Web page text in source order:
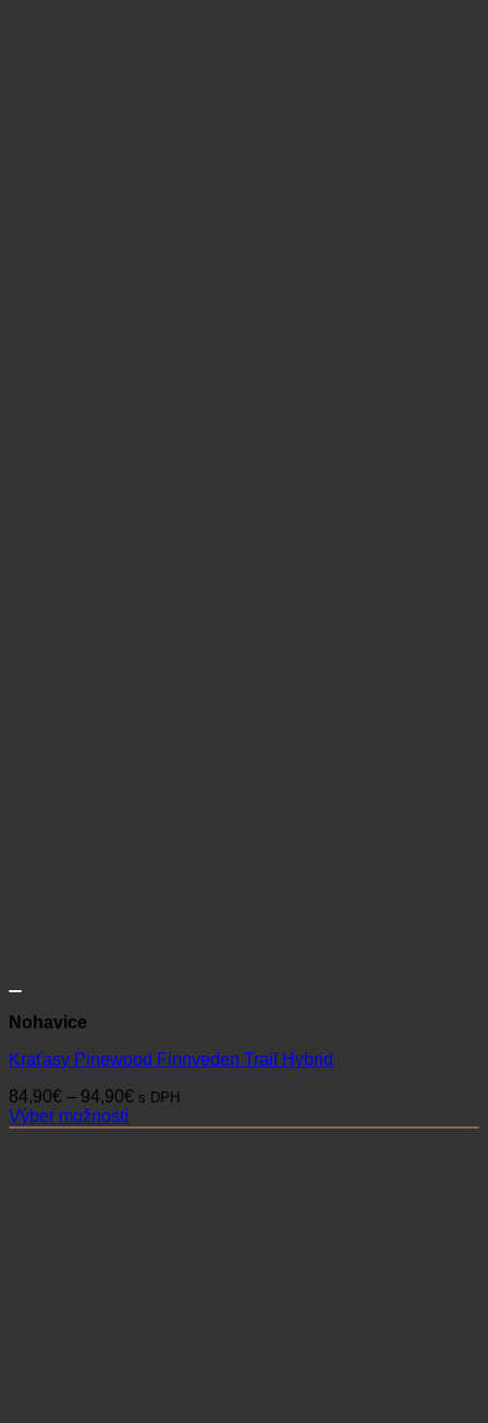
Nohavice
Kraťasy Pinewood Finnveden Trail Hybrid
84,90€ – 94,90€ Price
84,90€
s DPH
Výber možností
Tento